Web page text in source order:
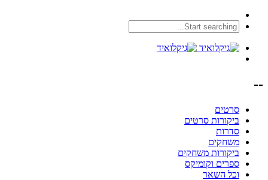
--
סרטים
ביקורות סרטים
סדרות
משחקים
ביקורות משחקים
ספרים וקומיקס
וכל השאר